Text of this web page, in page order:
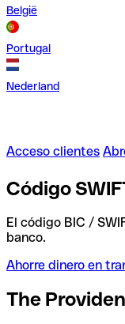
België
Portugal
Nederland
Acceso clientes
Código
El código BIC /
banco.
Ahorre dinero en
The